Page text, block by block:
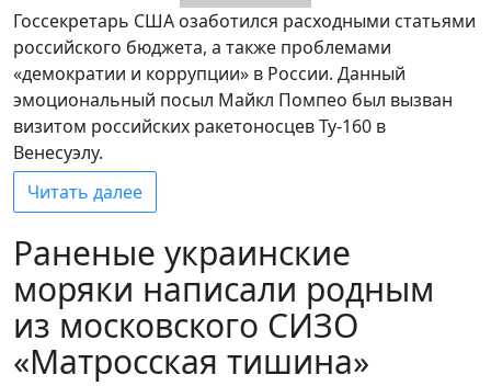
Госсекретарь США озаботился расходными статьями
российского бюджета, а также проблемами
«демократии и коррупции» в России. Данный
эмоциональный посыл Майкл Помпео был вызван
визитом российских ракетоносцев Ту-160 в
Венесуэлу.
Читать далее
Раненые украинские
моряки написали родным
из московского СИЗО
«Матросская тишина»